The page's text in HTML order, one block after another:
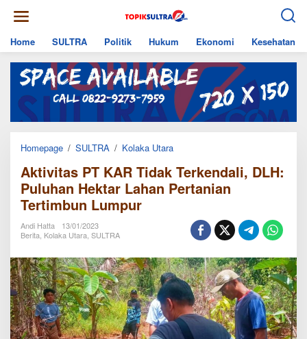
content
Home
SULTRA Politik Hukum Ekonomi Kesehatan
Homepage / SULTRA / Kolaka UtaraAktivitas
KAR
Tidak
Terkendali,
Hektar
Lahan
Tertimbun
Lumpur
Aktivitas PT KAR Tidak Terkendali, DLH:
Puluhan Hektar Lahan Pertanian
Tertimbun Lumpur
Andi Hatta
13/01/2023
Berita Kolaka Utara SULTRA